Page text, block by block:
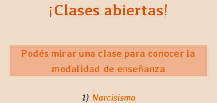
¡Clases abiertas!
Podés mirar una clase para conocer la
modalidad de enseñanza
1) Narcisismo